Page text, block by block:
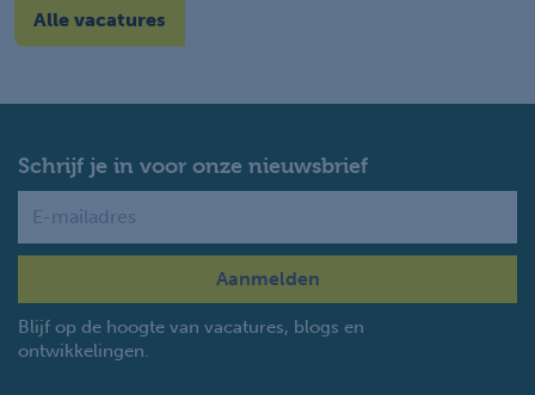
Alle vacatures
Schrijf je in voor onze nieuwsbrief
Blijf op de hoogte van vacatures, blogs en
ontwikkelingen.